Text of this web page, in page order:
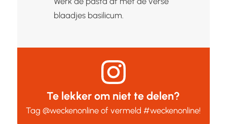
blaadjes basilicum.
Te lekker om niet te delen?
Tag@weckenonline of vermeld#weckenonline!